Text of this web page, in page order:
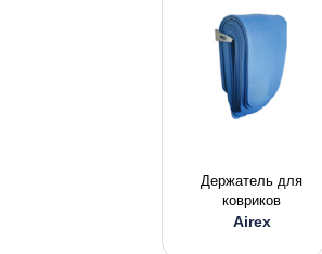
Держатель для
ковриков
Airex